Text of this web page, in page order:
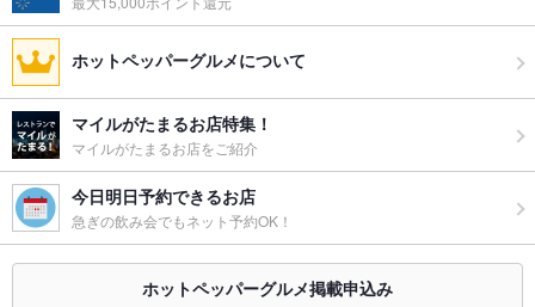
ホットペッパーグルメについて
マイルがたまるお店特集！
マイルがたまるお店をご紹介
今日明日予約できるお店
急ぎの飲み会でもネット予約OK！
ホットペッパーグルメ掲載申込み